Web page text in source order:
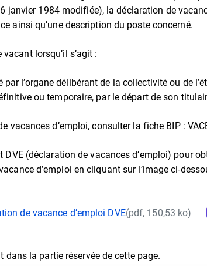
janvier 1984 modifiée), la déclaration de
ainsi qu’une description du poste concerné.
lorsqu’il s’agit :
par l’organe délibérant de la collectivité ou de
ou temporaire, par le départ de son
vacances d’emploi, consulter la fiche BIP :
DVE (déclaration de vacances d’emploi) pour
d’emploi en cliquant sur l’image ci-
de vacance d’emploi DVE(pdf, 150,53 ko)
dans la partie réservée de cette page.